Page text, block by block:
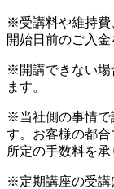
※受講料や維持費
開始日前のご入金
※開講できない場
ます。
※当社側の事情で
す。お客様の都合
所定の手数料を承
※定期講座の受講